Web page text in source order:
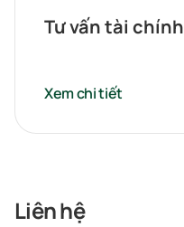
Tư vấn tài
Xem chi tiết
Liên hệ